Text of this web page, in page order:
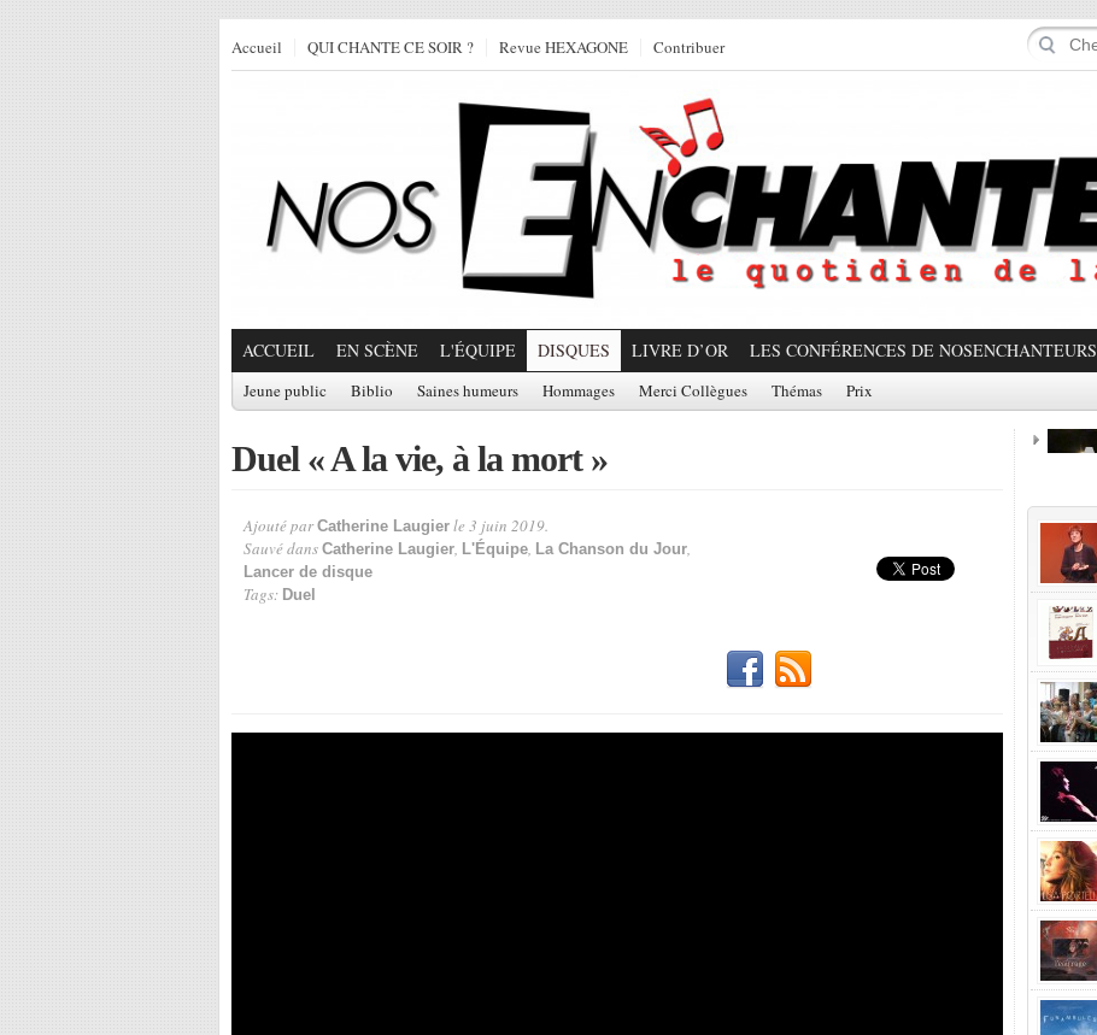
Accueil QUI CHANTE CE SOIR ? Revue HEXAGONE Contribuer
ACCUEIL EN SCÈNE L'ÉQUIPE DISQUES LIVRE D’OR LES CONFÉRENCES DE NOSENCHANTEURS
Jeune public Biblio Saines humeurs Hommages Merci Collègues Thémas Prix
Duel « A la vie, à la mort »
Ajouté par Catherine Laugier le 3 juin 2019.
Sauvé dans Catherine Laugier, L'Équipe, La Chanson du Jour,
Lancer de disque
Tags: Duel